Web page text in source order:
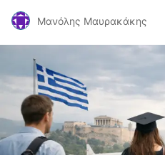
Μανόλης Μαυρακάκης